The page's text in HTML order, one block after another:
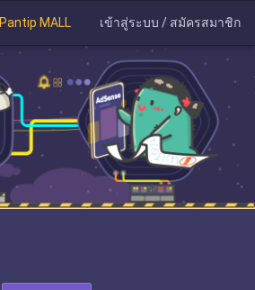
Pantip MALL เข้าสู่ระบบ / สมัครสมาชิก